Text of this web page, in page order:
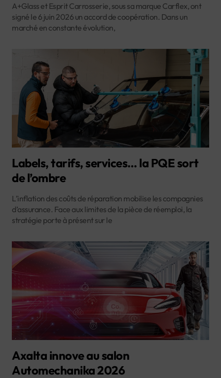
A+Glass et Esprit Carrosserie, sous sa marque Carflex, ont
signé le 6 juin 2026 un accord de coopération. Dans un
marché en constante évolution,
Labels, tarifs, services… la PQE sort
de l’ombre
L’inflation des coûts de réparation mobilise les compagnies
d’assurance. Face aux limites de la pièce de réemploi, la
stratégie porte à présent sur le
Axalta innove au salon
Automechanika 2026